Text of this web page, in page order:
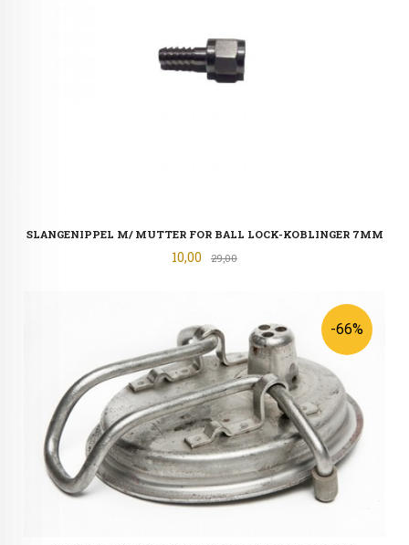
SLANGENIPPEL M/ MUTTER FOR BALL LOCK-KOBLINGER 7MM
Tilbud
10,00 29,00Rabatt
-66%